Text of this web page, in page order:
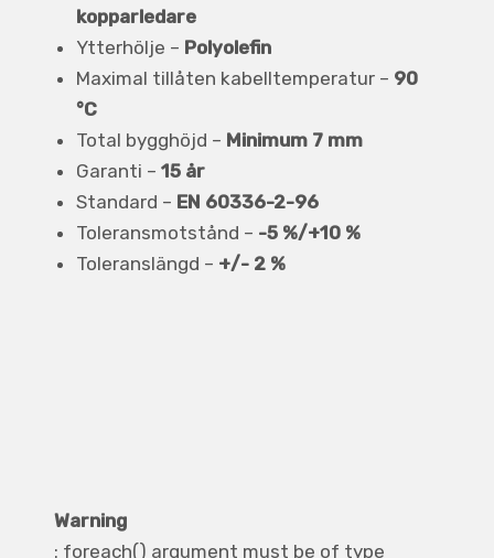
kopparledare
Ytterhölje – Polyolefin
Maximal tillåten kabelltemperatur – 90
°C
Total bygghöjd – Minimum 7 mm
Garanti – 15 år
Standard – EN 60336-2-96
Toleransmotstånd – -5 %/+10 %
Toleranslängd – +/- 2 %
Warning
: foreach() argument must be of type